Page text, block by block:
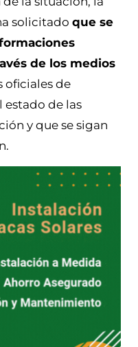
solicitado que se
de los medios
oficiales de
de las
y que se sigan